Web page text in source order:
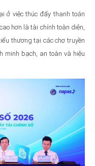
ở việc thúc đẩy thanh toán
hơn là tài chính toàn diện,
thương tại các chợ truyền
minh bạch, an toàn và hiệu